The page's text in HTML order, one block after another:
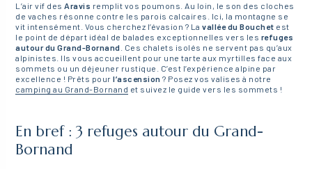
L’air vif desAravis remplit vos poumons. Au loin, le son des cloches
de vaches résonne contre les parois calcaires. Ici, la montagne se
vit intensément. Vous cherchez l’évasion ? Lavallée du Bouchet est
le point de départ idéal de balades exceptionnelles vers les refuges
autour du Grand-Bornand . Ces chalets isolés ne servent pas qu’aux
alpinistes. Ils vous accueillent pour une tarte aux myrtilles face aux
sommets ou un déjeuner rustique. C’est l’expérience alpine par
excellence ! Prêts pourl’ascension ? Posez vos valises à notre
camping au Grand-Bornand et suivez le guide vers les sommets !
En bref : 3 refuges autour du Grand-
Bornand